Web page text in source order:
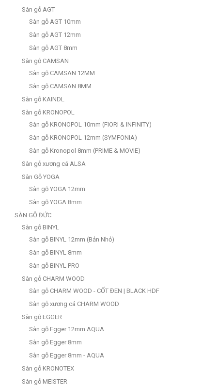
Sàn gỗ AGT
Sàn gỗ AGT 10mm
Sàn gỗ AGT 12mm
Sàn gỗ AGT 8mm
Sàn gỗ CAMSAN
Sàn gỗ CAMSAN 12MM
Sàn gỗ CAMSAN 8MM
Sàn gỗ KAINDL
Sàn gỗ KRONOPOL
Sàn gỗ KRONOPOL 10mm (FIORI & INFINITY)
Sàn gỗ KRONOPOL 12mm (SYMFONIA)
Sàn gỗ Kronopol 8mm (PRIME & MOVIE)
Sàn gỗ xương cá ALSA
Sàn Gỗ YOGA
Sàn gỗ YOGA 12mm
Sàn gỗ YOGA 8mm
SÀN GỖ ĐỨC
Sàn gỗ BINYL
Sàn gỗ BINYL 12mm (Bản Nhỏ)
Sàn gỗ BINYL 8mm
Sàn gỗ BINYL PRO
Sàn gỗ CHARM WOOD
Sàn gỗ CHARM WOOD - CỐT ĐEN | BLACK HDF
Sàn gỗ xương cá CHARM WOOD
Sàn gỗ EGGER
Sàn gỗ Egger 12mm AQUA
Sàn gỗ Egger 8mm
Sàn gỗ Egger 8mm - AQUA
Sàn gỗ KRONOTEX
Sàn gỗ MEISTER